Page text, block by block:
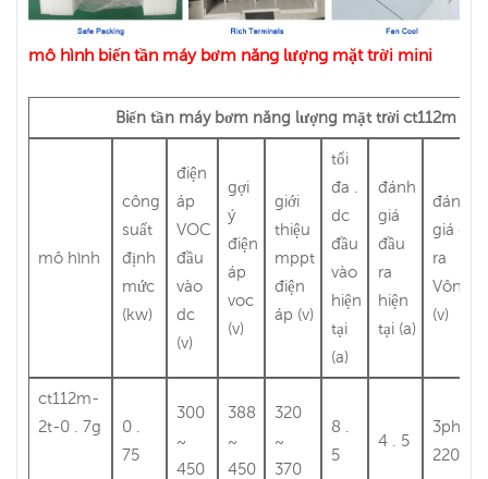
mô hình biến tần máy bơm năng lượng mặt trời mini
Biến tần máy bơm năng lượng mặt trời ct112m
mô hình
công
suất
định
mức
(kw)
điện
áp
VOC
đầu
vào
dc
(v)
gợi
ý
điện
áp
voc
(v)
giới
thiệu
mppt
điện
áp (v)
tối
đa .
dc
đầu
vào
hiện
tại
(a)
đánh
giá
đầu
ra
hiện
tại (a)
đánh
giá đầu
ra
Vôn
(v)
ct112m-
2t-0 . 7g
0 .
75
300
~
450
388
~
450
320
~
370
8 .
5
4 . 5
3ph
220